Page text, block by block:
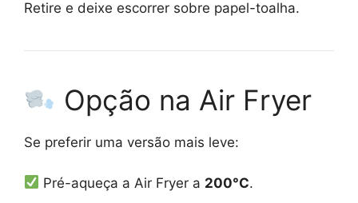
Retire e deixe escorrer sobre papel-toalha.
Opção na Air Fryer
Se preferir uma versão mais leve:
Pré-aqueça a Air Fryer a 200°C.